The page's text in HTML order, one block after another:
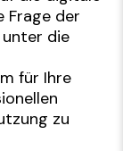
Frage der
die
für Ihre
zu